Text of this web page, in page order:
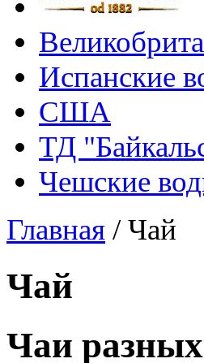
Испанские
США
ТД
Чешские
Главная /Чай
Чай
Чаи